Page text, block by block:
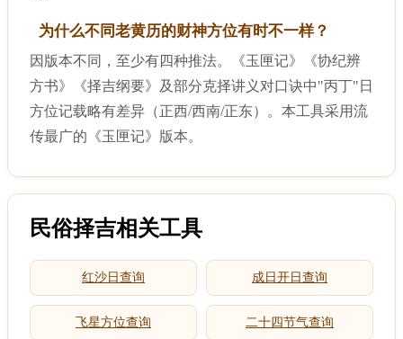
为什么不同老黄历的财神方位有时不一样？
因版本不同，至少有四种推法。《玉匣记》《协纪辨
方书》《择吉纲要》及部分克择讲义对口诀中"丙丁"日
方位记载略有差异（正西/西南/正东）。本工具采用流
传最广的《玉匣记》版本。
民俗择吉相关工具
红沙日查询 成日开日查询
飞星方位查询 二十四节气查询